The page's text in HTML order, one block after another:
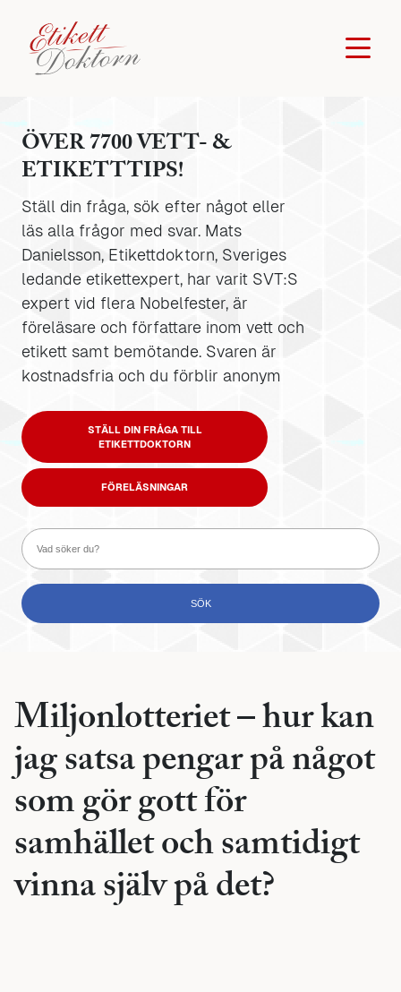
ÖVER 7700 VETT- &
ETIKETTTIPS!
Ställ din fråga, sök efter något eller
läs alla frågor med svar. Mats
Danielsson, Etikettdoktorn, Sveriges
ledande etikettexpert, har varit SVT:S
expert vid flera Nobelfester, är
föreläsare och författare inom vett och
etikett samt bemötande. Svaren är
kostnadsfria och du förblir anonym
STÄLL DIN FRÅGA TILL
ETIKETTDOKTORN
FÖRELÄSNINGAR
Miljonlotteriet – hur kan
jag satsa pengar på något
som gör gott för
samhället och samtidigt
vinna själv på det?